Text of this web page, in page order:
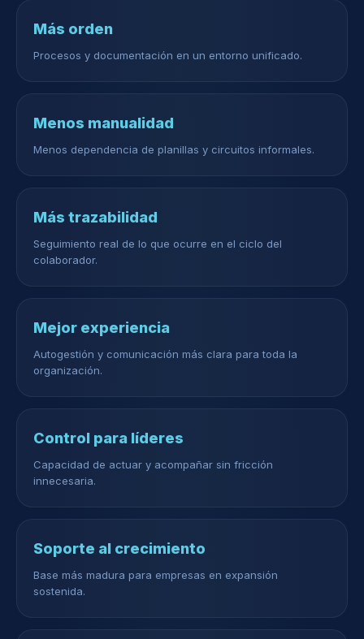
Más orden
Procesos y documentación en un entorno unificado.
Menos manualidad
Menos dependencia de planillas y circuitos informales.
Más trazabilidad
Seguimiento real de lo que ocurre en el ciclo del
colaborador.
Mejor experiencia
Autogestión y comunicación más clara para toda la
organización.
Control para líderes
Capacidad de actuar y acompañar sin fricción
innecesaria.
Soporte al crecimiento
Base más madura para empresas en expansión
sostenida.